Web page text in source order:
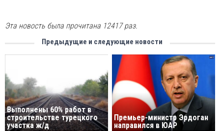
Эта новость была прочитана 12417 раз.
Предыдущие и следующие новости
Выполнены 60% работ в
строительстве турецкого
участка ж/д
Премьер-министр Эрдоган
направился в ЮАР